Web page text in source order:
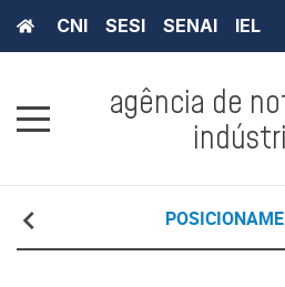
CNI SESI SENAI IEL
agência de